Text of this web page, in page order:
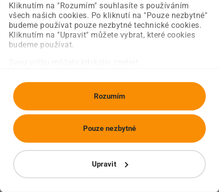
Kliknutím na "Rozumím" souhlasíte s používáním
všech našich cookies. Po kliknutí na "Pouze nezbytné"
budeme používat pouze nezbytné technické cookies.
Kliknutím na "Upravit" můžete vybrat, které cookies
budeme používat.
Rozumím
Upravit
Pouze nezbytné
Obnovit stránku Úvodní strana